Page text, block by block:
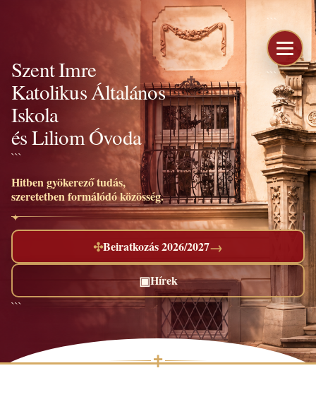
```
```
Szent Imre
Katolikus Általános
Iskola
és Liliom Óvoda
```
Hitben gyökerező tudás,
szeretetben formálódó közösség.
✣Beiratkozás 2026/2027→
▣Hírek
```
✝